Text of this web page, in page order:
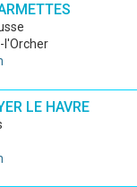
l'Orcher
LE HAVRE